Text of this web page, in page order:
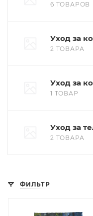
6 ТОВАРОВ
Уход за
2 ТОВАРА
Уход за
1 ТОВАР
Уход за
2 ТОВАРА
ФИЛЬТР